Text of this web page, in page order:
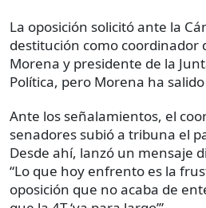
La oposición solicitó ante la
destitución como coordinador
Morena y presidente de la
Política, pero Morena ha
Ante los señalamientos, el
senadores subió a tribuna el
Desde ahí, lanzó un mensaje
“Lo que hoy enfrento es la
oposición que no acaba de